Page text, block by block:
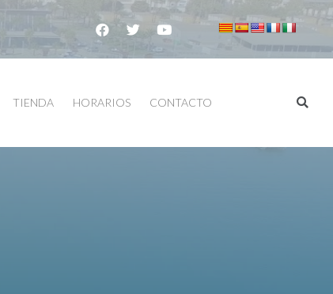
TIENDA HORARIOS CONTACTO